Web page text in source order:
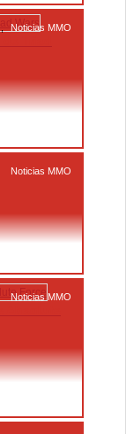
, Noticias MMO
Noticias MMO
Noticias MMO